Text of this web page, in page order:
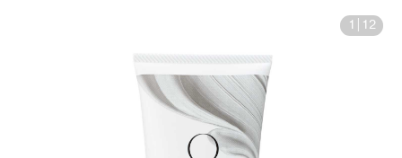
1 12